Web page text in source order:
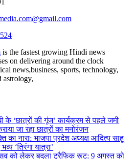
is the fastest growing Hindi news
on delivering around the clock
news,business, sports, technology,
astrology,
के ‘छात्रों की गूंज’ कार्यक्रम से पहले जमी
जा रहा छात्रों का मनोरंजन
का नारा: भाजपा प्रदेश अध्यक्ष आदित्य साहू
‘तिरंगा यात्रा’
को लेकर बदला ट्रैफिक रूट: 9 अगस्त को